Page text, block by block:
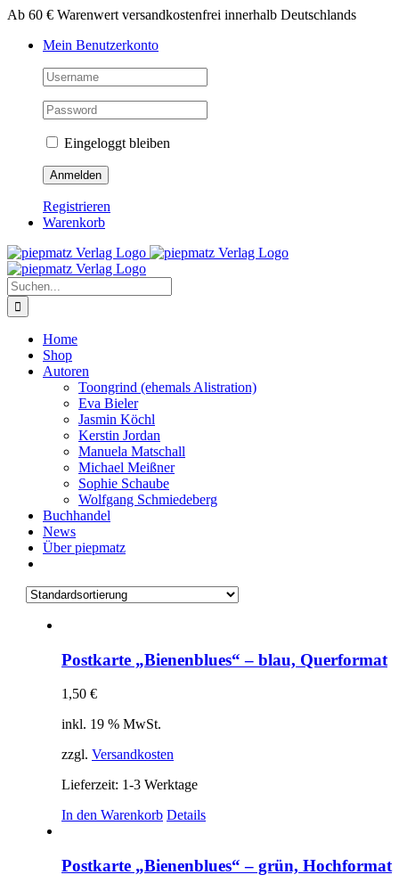
Zum
springen
Ab 60 € Warenwert versandkostenfrei innerhalb Deutschlands
Mein Benutzerkonto
Eingeloggt bleiben
Registrieren
Warenkorb
Suche
nach:
Home
Shop
Autoren
Toongrind (ehemals Alistration)
Eva Bieler
Jasmin Köchl
Kerstin Jordan
Manuela Matschall
Michael Meißner
Sophie Schaube
Wolfgang Schmiedeberg
Buchhandel
News
Über piepmatz
Postkarte „Bienenblues“ – blau, Querformat
1,50 €
inkl. 19 % MwSt.
zzgl. Versandkosten
Lieferzeit: 1-3 Werktage
In den Warenkorb Details
Postkarte „Bienenblues“ – grün, Hochformat